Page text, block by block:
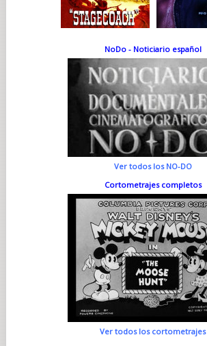
NoDo - Noticiario español
Ver todos los NO-DO
Cortometrajes completos
Ver todos los cortometrajes